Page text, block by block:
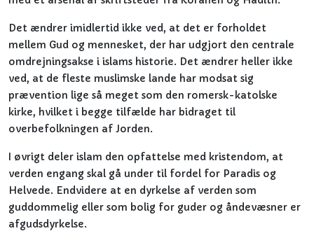
Det ændrer imidlertid ikke ved, at det er forholdet
mellem Gud og mennesket, der har udgjort den centrale
omdrejningsakse i islams historie. Det ændrer heller ikke
ved, at de fleste muslimske lande har modsat sig
prævention lige så meget som den romersk-katolske
kirke, hvilket i begge tilfælde har bidraget til
overbefolkningen af Jorden.
I øvrigt deler islam den opfattelse med kristendom, at
verden engang skal gå under til fordel for Paradis og
Helvede. Endvidere at en dyrkelse af verden som
guddommelig eller som bolig for guder og åndevæsner er
afgudsdyrkelse.